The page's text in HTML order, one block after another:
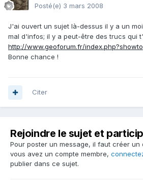
Posté(e) 3 mars 2008
J'ai ouvert un sujet là-dessus il y a un
mal d'infos; il y a peut-être des trucs qui
http://www.geoforum.fr/
Bonne chance !
Citer
Rejoindre le sujet et
Pour poster un message, il faut créer un
vous avez un compte membre,
publier dans ce sujet.